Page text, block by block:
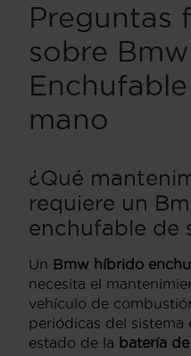
Preguntas
sobre
mano
¿Qué
requiere un
enchufable de
Un Bmw híbrido
necesita el
vehículo de
periódicas del sistema
estado de la batería